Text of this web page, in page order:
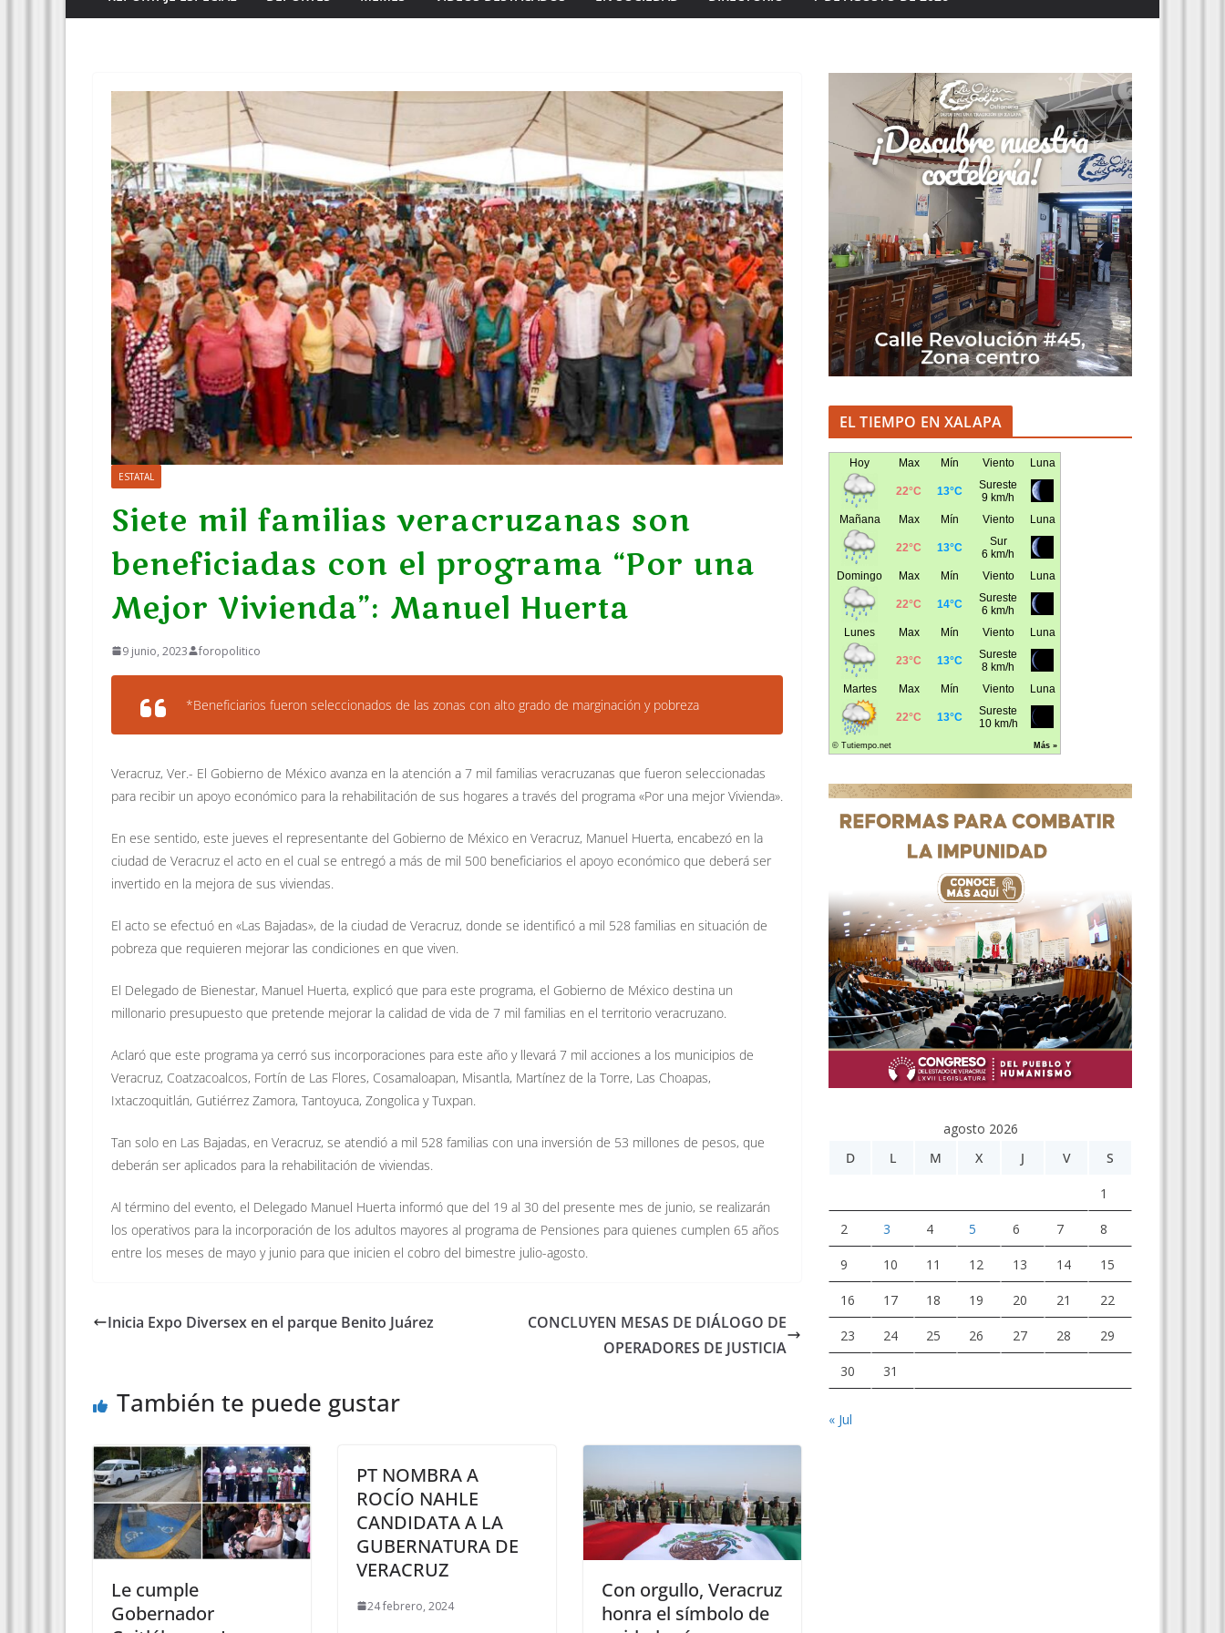
ESTATAL
Siete mil familias veracruzanas son
beneficiadas con el programa “Por una
Mejor Vivienda”: Manuel Huerta
9 junio, 2023 foropolitico
*Beneficiarios fueron seleccionados de las zonas con alto grado de marginación y pobreza
Veracruz, Ver.- El Gobierno de México avanza en la atención a 7 mil familias veracruzanas que fueron seleccionadas
para recibir un apoyo económico para la rehabilitación de sus hogares a través del programa «Por una mejor Vivienda».
En ese sentido, este jueves el representante del Gobierno de México en Veracruz, Manuel Huerta, encabezó en la
ciudad de Veracruz el acto en el cual se entregó a más de mil 500 beneficiarios el apoyo económico que deberá ser
invertido en la mejora de sus viviendas.
El acto se efectuó en «Las Bajadas», de la ciudad de Veracruz, donde se identificó a mil 528 familias en situación de
pobreza que requieren mejorar las condiciones en que viven.
El Delegado de Bienestar, Manuel Huerta, explicó que para este programa, el Gobierno de México destina un
millonario presupuesto que pretende mejorar la calidad de vida de 7 mil familias en el territorio veracruzano.
Aclaró que este programa ya cerró sus incorporaciones para este año y llevará 7 mil acciones a los municipios de
Veracruz, Coatzacoalcos, Fortín de Las Flores, Cosamaloapan, Misantla, Martínez de la Torre, Las Choapas,
Ixtaczoquitlán, Gutiérrez Zamora, Tantoyuca, Zongolica y Tuxpan.
Tan solo en Las Bajadas, en Veracruz, se atendió a mil 528 familias con una inversión de 53 millones de pesos, que
deberán ser aplicados para la rehabilitación de viviendas.
Al término del evento, el Delegado Manuel Huerta informó que del 19 al 30 del presente mes de junio, se realizarán
los operativos para la incorporación de los adultos mayores al programa de Pensiones para quienes cumplen 65 años
entre los meses de mayo y junio para que inicien el cobro del bimestre julio-agosto.
Inicia Expo Diversex en el parque Benito Juárez
CONCLUYEN MESAS DE DIÁLOGO DE
OPERADORES DE JUSTICIA
También te puede gustar
Le cumple
Gobernador
PT NOMBRA A
ROCÍO NAHLE
CANDIDATA A LA
GUBERNATURA DE
VERACRUZ
24 febrero, 2024
Con orgullo, Veracruz
honra el símbolo de
EL TIEMPO EN XALAPA
agosto 2026
D
L M X J V S
1
2 3 4 5 6 7 8
9 10 11 12 13 14 15
16 17 18 19 20 21 22
23 24 25 26 27 28 29
30 31
« Jul